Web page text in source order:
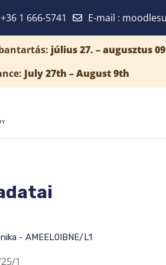
július 27. – augusztus
July 27th – August 9th
1 666-5741 E-mail :
- AMEEL0IBNE/L1
1